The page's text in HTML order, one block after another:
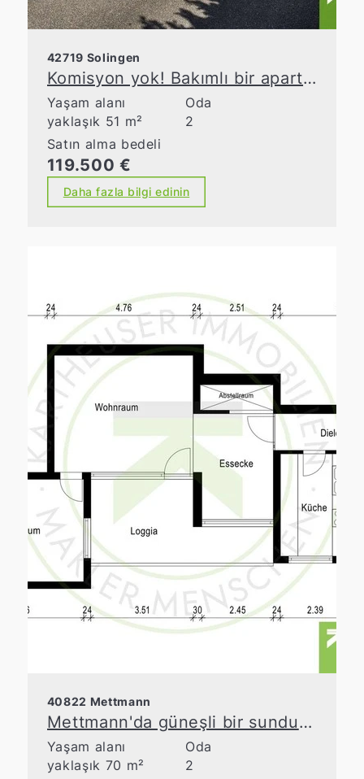
42719 Solingen
Komisyon yok! Bakımlı bir apartman dairesinde cazip bir yatırım fırsatı
Yaşam alanı
yaklaşık 51 m²
Oda
2
Satın alma bedeli
119.500 €
Daha fazla bilgi edinin
40822 Mettmann
Mettmann'da güneşli bir sundurmaya sahip 2 odalı daire
Yaşam alanı
yaklaşık 70 m²
Oda
2